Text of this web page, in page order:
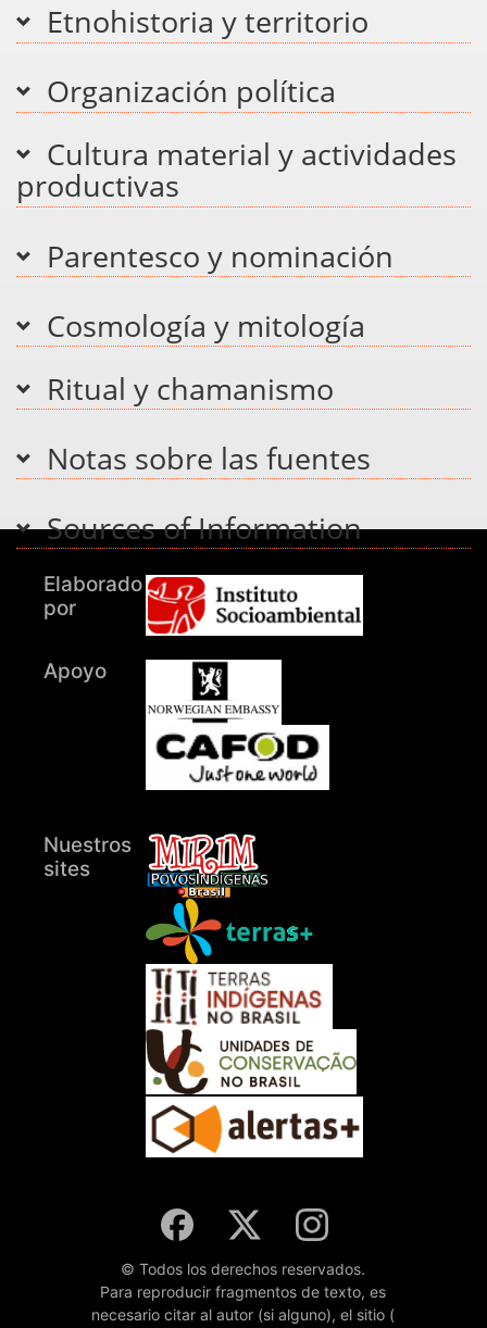
Etnohistoria y territorio
Organización política
Cultura material y actividades
productivas
Parentesco y nominación
Cosmología y mitología
Ritual y chamanismo
Notas sobre las fuentes
Sources of Information